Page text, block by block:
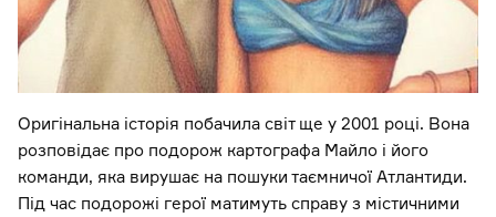
Оригінальна історія побачила світ ще у 2001 році. Вона
розповідає про подорож картографа Майло і його
команди, яка вирушає на пошуки таємничої Атлантиди.
Під час подорожі герої матимуть справу з містичними